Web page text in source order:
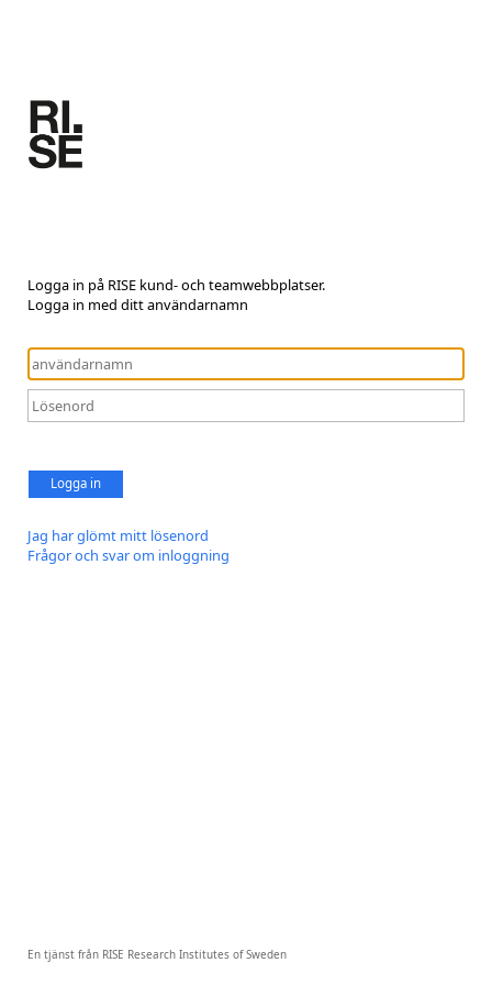
Logga in på RISE kund- och teamwebbplatser.
Logga in med ditt användarnamn
Logga in
Jag har glömt mitt lösenord
Frågor och svar om inloggning
En tjänst från RISE Research Institutes of Sweden